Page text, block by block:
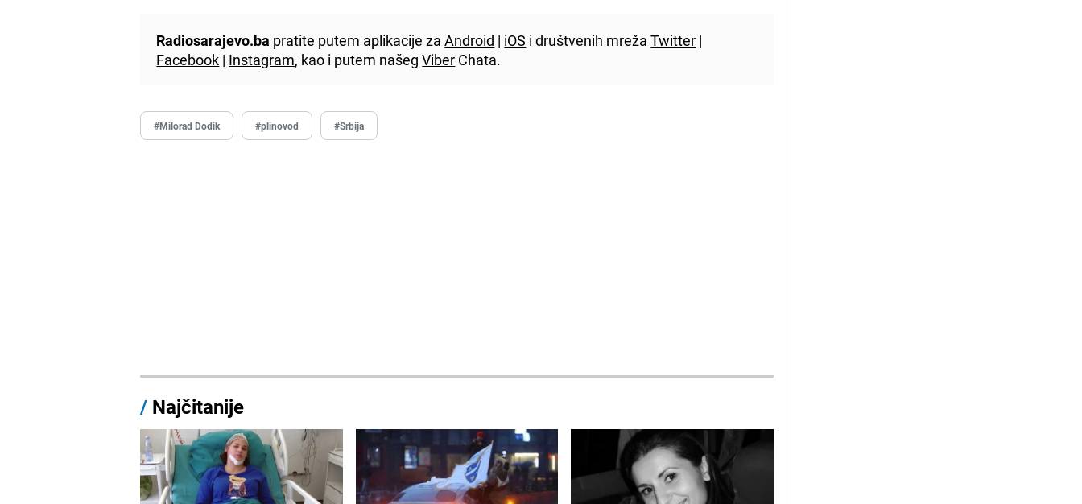
Radiosarajevo.ba pratite putem aplikacije zaAndroid | iOS i društvenih mrežaTwitter |
Facebook | Instagram, kao i putem našegViber Chata.
#Milorad Dodik #plinovod #Srbija
/ Najčitanije